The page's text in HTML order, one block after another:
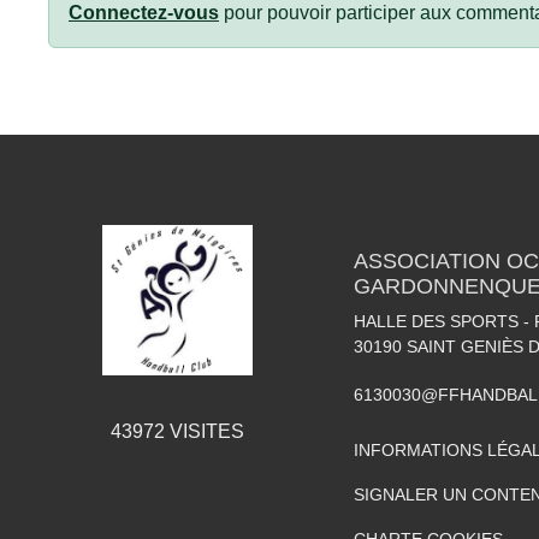
Connectez-vous pour pouvoir participer aux
43972 VISITES
ASSOCIATION
HALLE DES SPORTS -
30190 SAINT GENIÈS
INFORMATIONS
SIGNALER UN